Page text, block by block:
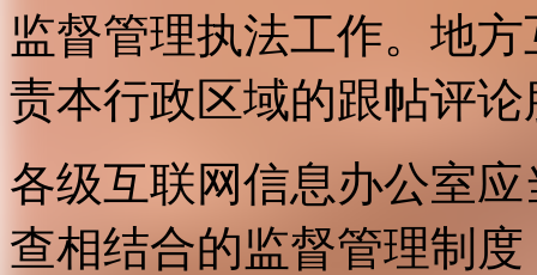
监督管理执法工作。地
责本行政区域的跟帖评
各级互联网信息办公室
查相结合的监督管理制